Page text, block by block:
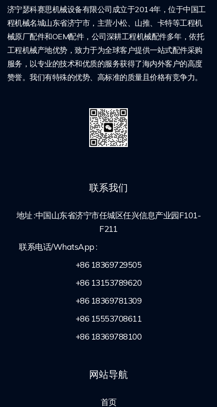
济宁瑟科赛思机械设备有限公司成立于2014年，位于中国工
程机械名城山东省济宁市，主营小松、山推、卡特等工程机
械原厂配件和OEM配件，公司深耕工程机械配件多年，依托
工程机械产地优势，致力于为全球客户提供一站式配件采购
服务，以专业的技术和优质的服务获得了海内外客户的高度
赞誉。我们有特殊的优势、高标准的质量且价格有竞争力。
联系我们
地址 :中国山东省济宁市任城区任兴信息产业园F101-
F211
联系电话/WhatsApp :
+86 18369729505
+86 13153789620
+86 18369781309
+86 15553708611
+86 18369788100
网站导航
首页